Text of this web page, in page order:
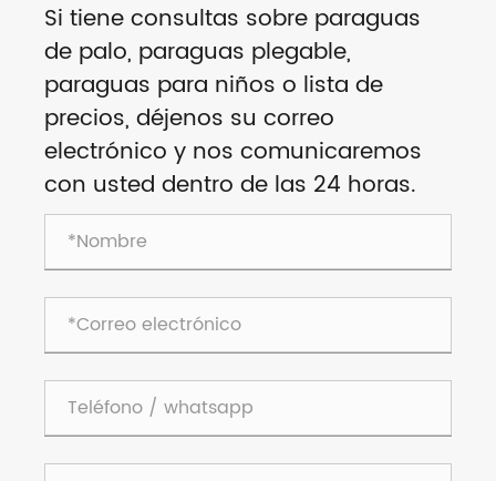
Si tiene consultas sobre paraguas
de palo, paraguas plegable,
paraguas para niños o lista de
precios, déjenos su correo
electrónico y nos comunicaremos
con usted dentro de las 24 horas.